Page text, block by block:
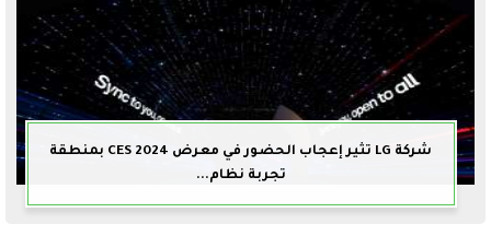
شركة LG تثير إعجاب الحضور في معرض CES 2024 بمنطقة
تجربة نظام...